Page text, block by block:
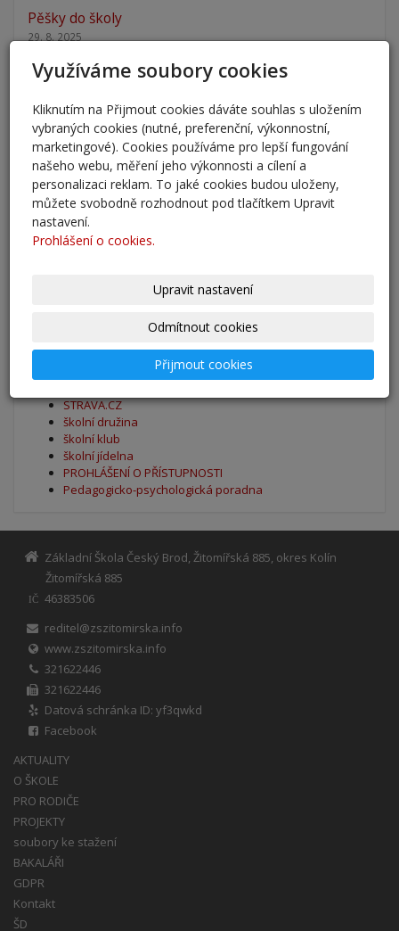
Pěšky do školy
29. 8. 2025
Adaptační kurzy
27. 8. 2025
Zahájení školního roku 2025/2026
27. 8. 2025
Výsledky - přestup do 6. očníku
30. 5. 2025
Naše škola - Facebook
STRAVA.CZ
školní družina
školní klub
školní jídelna
PROHLÁŠENÍ O PŘÍSTUPNOSTI
Pedagogicko-psychologická poradna
Základní Škola Český Brod, Žitomířská 885, okres Kolín
Žitomířská 885
IČ
46383506
reditel@zszitomirska.info
www.zszitomirska.info
321622446
321622446
Datová schránka ID: yf3qwkd
Facebook
AKTUALITY
O ŠKOLE
PRO RODIČE
PROJEKTY
soubory ke stažení
BAKALÁŘI
GDPR
Kontakt
ŠD
Využíváme soubory cookies
Kliknutím na Přijmout cookies dáváte souhlas s uložením
vybraných cookies (nutné, preferenční, výkonnostní,
marketingové). Cookies používáme pro lepší fungování
našeho webu, měření jeho výkonnosti a cílení a
personalizaci reklam. To jaké cookies budou uloženy,
můžete svobodně rozhodnout pod tlačítkem Upravit
nastavení.
Prohlášení o cookies.
Upravit nastavení
Odmítnout cookies
Přijmout cookies